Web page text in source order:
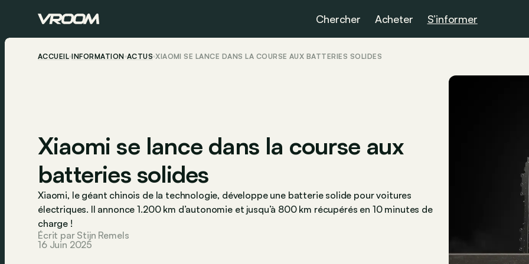
Chercher Acheter S’informer
ACCUEIL INFORMATION ACTUS XIAOMI SE LANCE DANS LA COURSE AUX BATTERIES SOLIDES
Xiaomi se lance dans la course aux
batteries solides
Xiaomi, le géant chinois de la technologie, développe une batterie solide pour voitures
électriques. Il annonce 1.200 km d’autonomie et jusqu’à 800 km récupérés en 10 minutes de
charge !
Écrit par Stijn Remels
16 Juin 2025